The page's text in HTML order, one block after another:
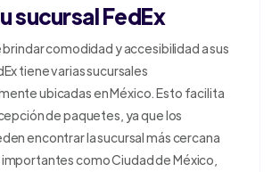
sucursal FedEx
brindar comodidad y accesibilidad a sus
tiene varias sucursales
ubicadas en México. Esto facilita
de paquetes, ya que los
encontrar la sucursal más cercana
como Ciudad de México,